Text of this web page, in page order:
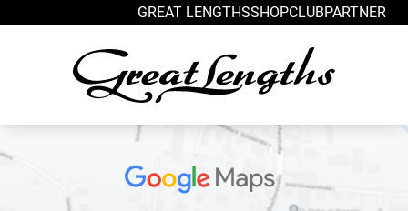
GREAT LENGTHSSHOPCLUBPARTNER